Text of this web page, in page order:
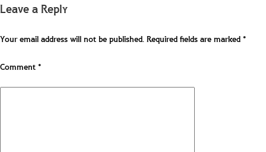
Leave a Reply
Your email address will not be published.Required fields are marked*
Comment*